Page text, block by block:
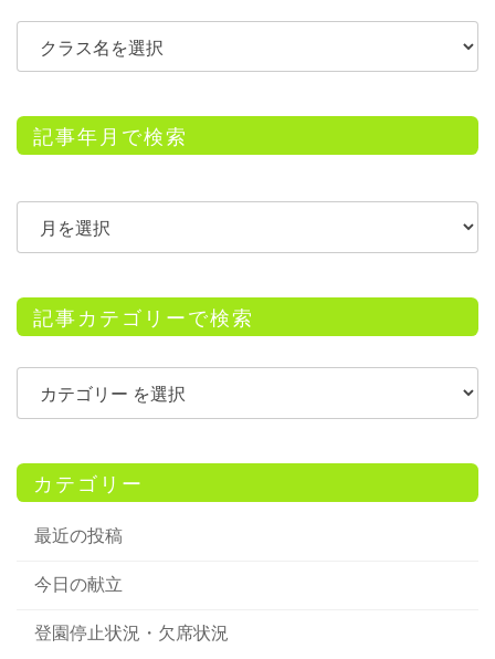
記事年月で検索
記事カテゴリーで検索
カテゴリー
最近の投稿
今日の献立
登園停止状況・欠席状況